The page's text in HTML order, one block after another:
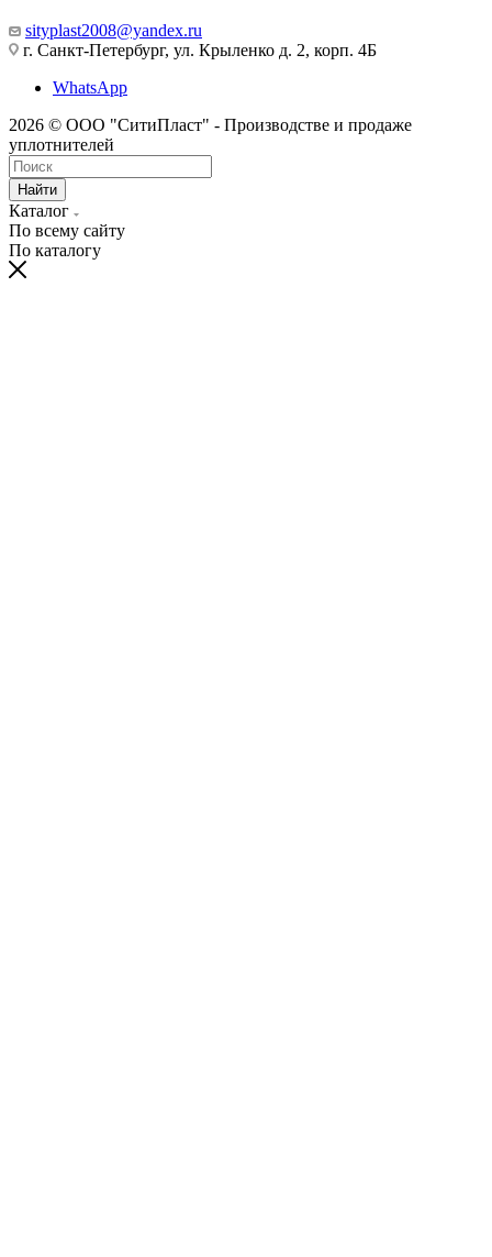
sityplast2008@yandex.ru
г. Санкт-Петербург, ул. Крыленко д. 2, корп. 4Б
WhatsApp
2026 © ООО "СитиПласт" - Производстве и продаже
уплотнителей
Найти
Каталог
По всему сайту
По каталогу